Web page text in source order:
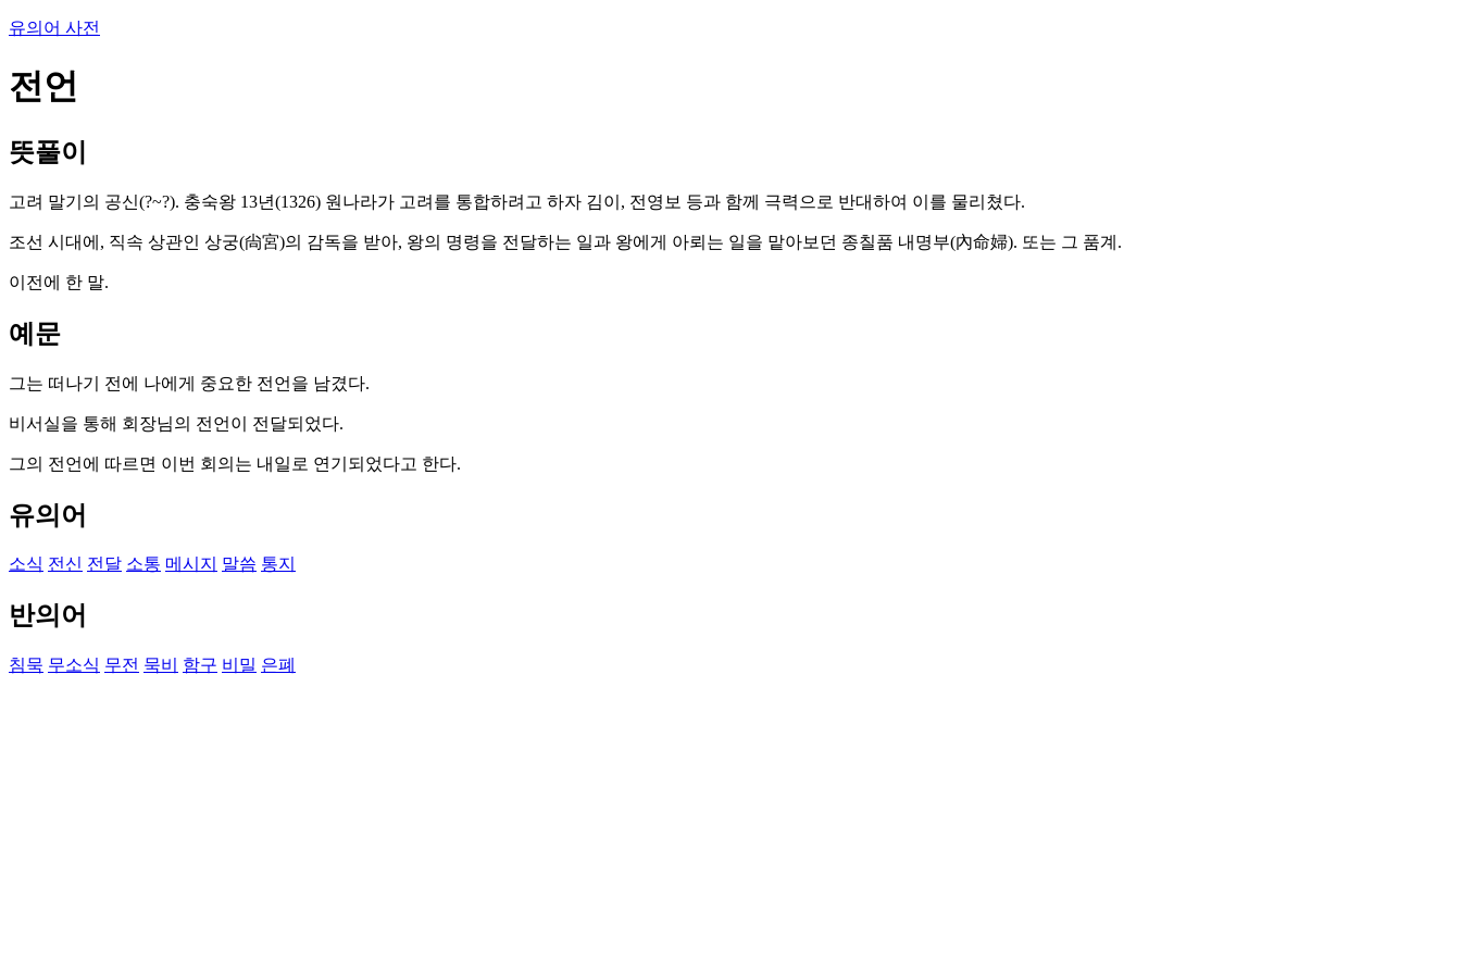
유의어 사전
전언
뜻풀이
고려 말기의 공신(?~?). 충숙왕 13년(1326) 원나라가 고려를 통합하려고 하자 김이, 전영보 등과 함께 극력으로 반대하여 이를 물리쳤다.
조선 시대에, 직속 상관인 상궁(尙宮)의 감독을 받아, 왕의 명령을 전달하는 일과 왕에게 아뢰는 일을 맡아보던 종칠품 내명부(內命婦). 또는 그 품계.
이전에 한 말.
예문
그는 떠나기 전에 나에게 중요한 전언을 남겼다.
비서실을 통해 회장님의 전언이 전달되었다.
그의 전언에 따르면 이번 회의는 내일로 연기되었다고 한다.
유의어
소식 전신 전달 소통 메시지 말씀 통지
반의어
침묵 무소식 무전 묵비 함구 비밀 은폐